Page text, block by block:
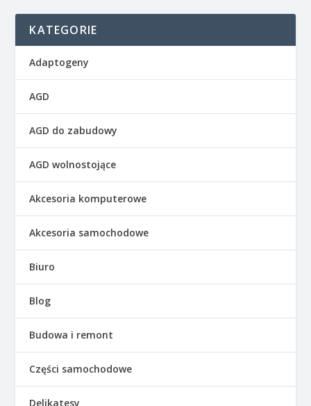
KATEGORIE
Adaptogeny
AGD
AGD do zabudowy
AGD wolnostojące
Akcesoria komputerowe
Akcesoria samochodowe
Biuro
Blog
Budowa i remont
Części samochodowe
Delikatesy